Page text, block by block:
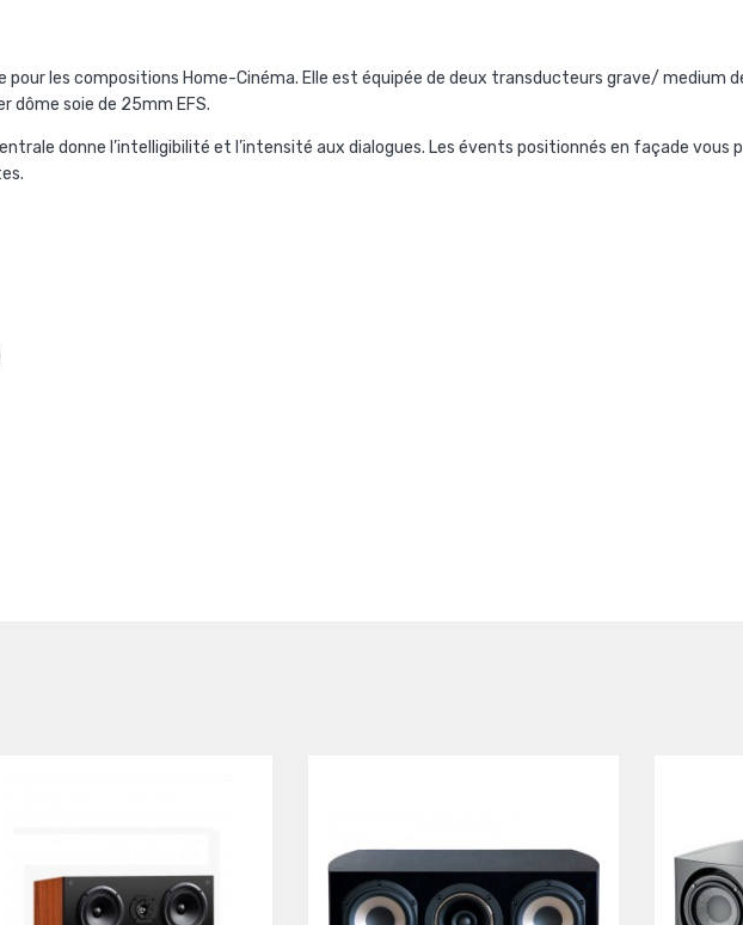
pour les compositions Home-Cinéma. Elle est équipée de deux transducteurs grave/ medium
dôme soie de 25mm EFS.
donne l’intelligibilité et l’intensité aux dialogues. Les évents positionnés en façade